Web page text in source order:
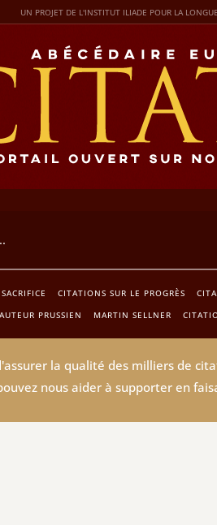
UN PROJET DE L'INSTITUT ILIADE POUR LA
CITATIONS SUR LE PROGRÈS
PRUSSIEN MARTIN SELLNER
la qualité des milliers de
nous aider à supporter en